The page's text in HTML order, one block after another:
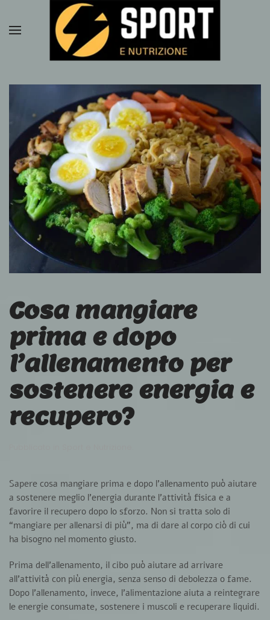
Passa al contenuto principale
Cosa mangiare
prima e dopo
l’allenamento per
sostenere energia e
recupero?
Sapere cosa mangiare prima e dopo l’allenamento può aiutare
a sostenere meglio l’energia durante l’attività fisica e a
favorire il recupero dopo lo sforzo. Non si tratta solo di
“mangiare per allenarsi di più”, ma di dare al corpo ciò di cui
ha bisogno nel momento giusto.
Prima dell’allenamento, il cibo può aiutare ad arrivare
all’attività con più energia, senza senso di debolezza o fame.
Dopo l’allenamento, invece, l’alimentazione aiuta a reintegrare
le energie consumate, sostenere i muscoli e recuperare liquidi.